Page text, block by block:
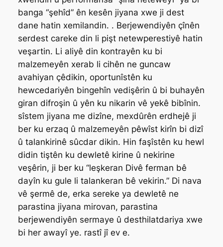
banga “şehîd” ên kesên jiyana xwe ji dest
dane hatin xemilandin. . Berjewendiyên çînên
serdest careke din li pişt netewperestiyê hatin
veşartin. Li aliyê din kontrayên ku bi
malzemeyên xerab li cihên ne guncaw
avahiyan çêdikin, oportunîstên ku
hewcedariyên bingehîn vedişêrin û bi buhayên
giran difroşin û yên ku nikarin vê yekê bibînin.
sîstem jiyana me dizîne, mexdûrên erdhejê ji
ber ku erzaq û malzemeyên pêwîst kirîn bi dizî
û talankirinê sûcdar dikin. Hin faşîstên ku hewl
didin tiştên ku dewletê kirine û nekirine
veşêrin, ji ber ku “leşkeran Divê ferman bê
dayîn ku gule li talankeran bê vekirin.” Di nava
vê şermê de, erka sereke ya dewletê ne
parastina jiyana mirovan, parastina
berjewendiyên sermaye û desthilatdariya xwe
bi her awayî ye. rastî jî ev e.